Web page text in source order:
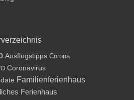
Ausflugstipps Corona
Coronavirus
Familienferienhaus
Ferienhaus